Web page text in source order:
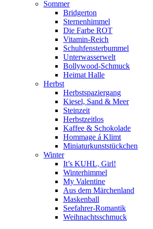
Sommer
Bridgerton
Sternenhimmel
Die Farbe ROT
Vitamin-Reich
Schuhfensterbummel
Unterwasserwelt
Bollywood-Schmuck
Heimat Halle
Herbst
Herbstspaziergang
Kiesel, Sand & Meer
Steinzeit
Herbstzeitlos
Kaffee & Schokolade
Hommage á Klimt
Miniaturkunststückchen
Winter
It’s KUHL, Girl!
Winterhimmel
My Valentine
Aus dem Märchenland
Maskenball
Seefahrer-Romantik
Weihnachtsschmuck